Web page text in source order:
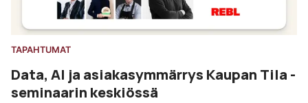
TAPAHTUMAT
Data, AI ja asiakasymmärrys Kaupan Tila -
seminaarin keskiössä